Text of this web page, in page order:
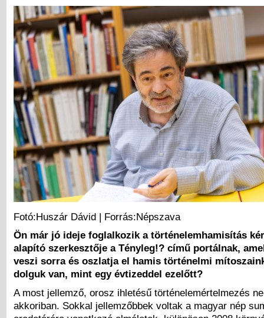
Fotó:Huszár Dávid | Forrás:Népszava
Ön már jó ideje foglalkozik a történelemhamisítás
alapító szerkesztője a Tényleg!? című portálnak,
veszi sorra és oszlatja el hamis történelmi
dolguk van, mint egy évtizeddel ezelőtt?
A most jellemző, orosz ihletésű történelemértelmezés
akkoriban. Sokkal jellemzőbbek voltak a magyar nép